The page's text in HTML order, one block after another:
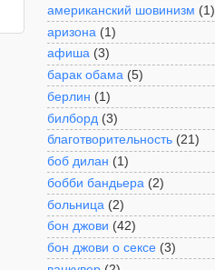
американский шовинизм (1)
аризона (1)
афиша (3)
барак обама (5)
берлин (1)
билборд (3)
благотворительность (21)
боб дилан (1)
бобби бандьера (2)
больница (2)
бон джови (42)
бон джови о сексе (3)